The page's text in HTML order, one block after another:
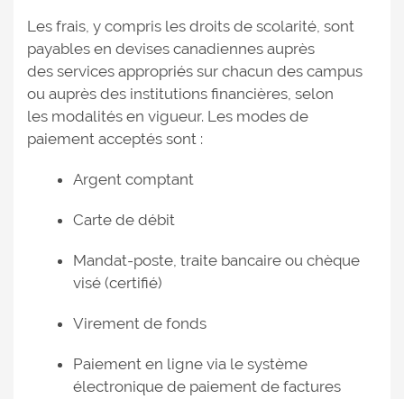
Les frais, y compris les droits de scolarité, sont
payables en devises canadiennes auprès
des services appropriés sur chacun des campus
ou auprès des institutions financières, selon
les modalités en vigueur. Les modes de
paiement acceptés sont :
Argent comptant
Carte de débit
Mandat-poste, traite bancaire ou chèque
visé (certifié)
Virement de fonds
Paiement en ligne via le système
électronique de paiement de factures